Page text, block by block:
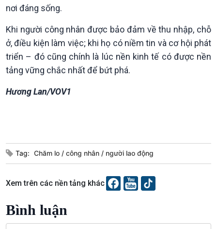
Podcast
Góc nhìn VOV1
Bình luận
10 phút Sự kiện - Luận bàn
Câu chuyện thời sự
Diễn đàn chủ nhật
nơi đáng sống.
Khi người công nhân được bảo đảm về thu nhập, chỗ
ở, điều kiện làm việc; khi họ có niềm tin và cơ hội phát
triển – đó cũng chính là lúc nền kinh tế có được nền
tảng vững chắc nhất để bứt phá.
Hương Lan/VOV1
Tag: Chăm lo công nhân người lao động
Xem trên các nền tảng khác
Bình luận